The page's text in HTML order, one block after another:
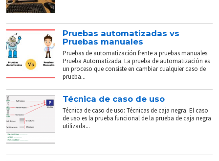
Pruebas automatizadas vs
Pruebas manuales
Pruebas de automatización frente a pruebas manuales.
Prueba Automatizada. La prueba de automatización es
un proceso que consiste en cambiar cualquier caso de
prueba...
Técnica de caso de uso
Técnica de caso de uso: Técnicas de caja negra. El caso
de uso es la prueba funcional de la prueba de caja negra
utilizada...